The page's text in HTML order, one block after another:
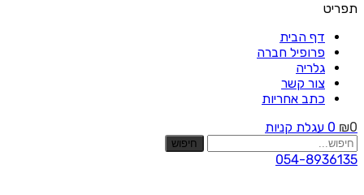
תפריט
דף הבית
פרופיל חברה
גלריה
צור קשר
כתב אחריות
₪0
0 עגלת קניות
חיפוש
054-8936135